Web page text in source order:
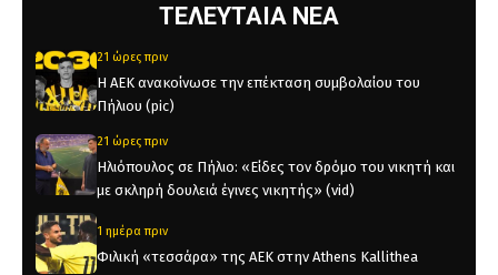
ΤΕΛΕΥΤΑΙΑ ΝΕΑ
21 ώρες πριν
Η ΑΕΚ ανακοίνωσε την επέκταση συμβολαίου του
Πήλιου (pic)
21 ώρες πριν
Ηλιόπουλος σε Πήλιο: «Είδες τον δρόμο του νικητή και
με σκληρή δουλειά έγινες νικητής» (vid)
1 ημέρα πριν
Φιλική «τεσσάρα» της ΑΕΚ στην Athens Kallithea